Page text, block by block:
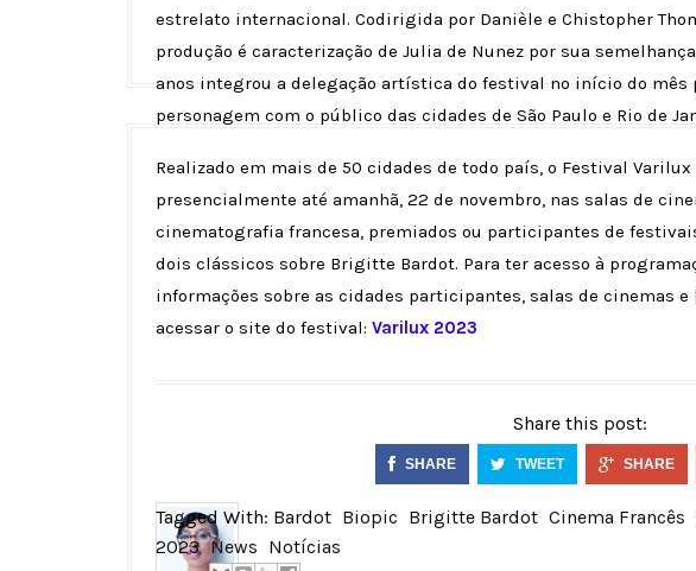
estrelato internacional. Codirigida por Danièle e Chistopher
produção é caracterização de Julia de Nunez por sua
anos integrou a delegação artística do festival no início do mês
personagem com o público das cidades de São Paulo e Rio de
Realizado em mais de 50 cidades de todo país, o Festival
presencialmente até amanhã, 22 de novembro, nas salas de
cinematografia francesa, premiados ou participantes de
dois clássicos sobre Brigitte Bardot. Para ter acesso à
informações sobre as cidades participantes, salas de cinemas e
acessar o site do festival: Varilux 2023
Share this post:
SHARE TWEET SHARE
Tagged With: Bardot Biopic Brigitte Bardot Cinema Francês
2023 News Notícias